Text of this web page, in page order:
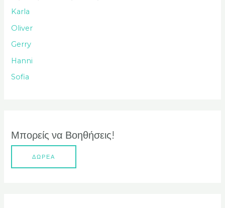
τ
γ
ι
Karla
Oliver
Gerry
Hanni
Sofia
Μπορείς να Βοηθήσεις!
ΔΩΡΕΑ